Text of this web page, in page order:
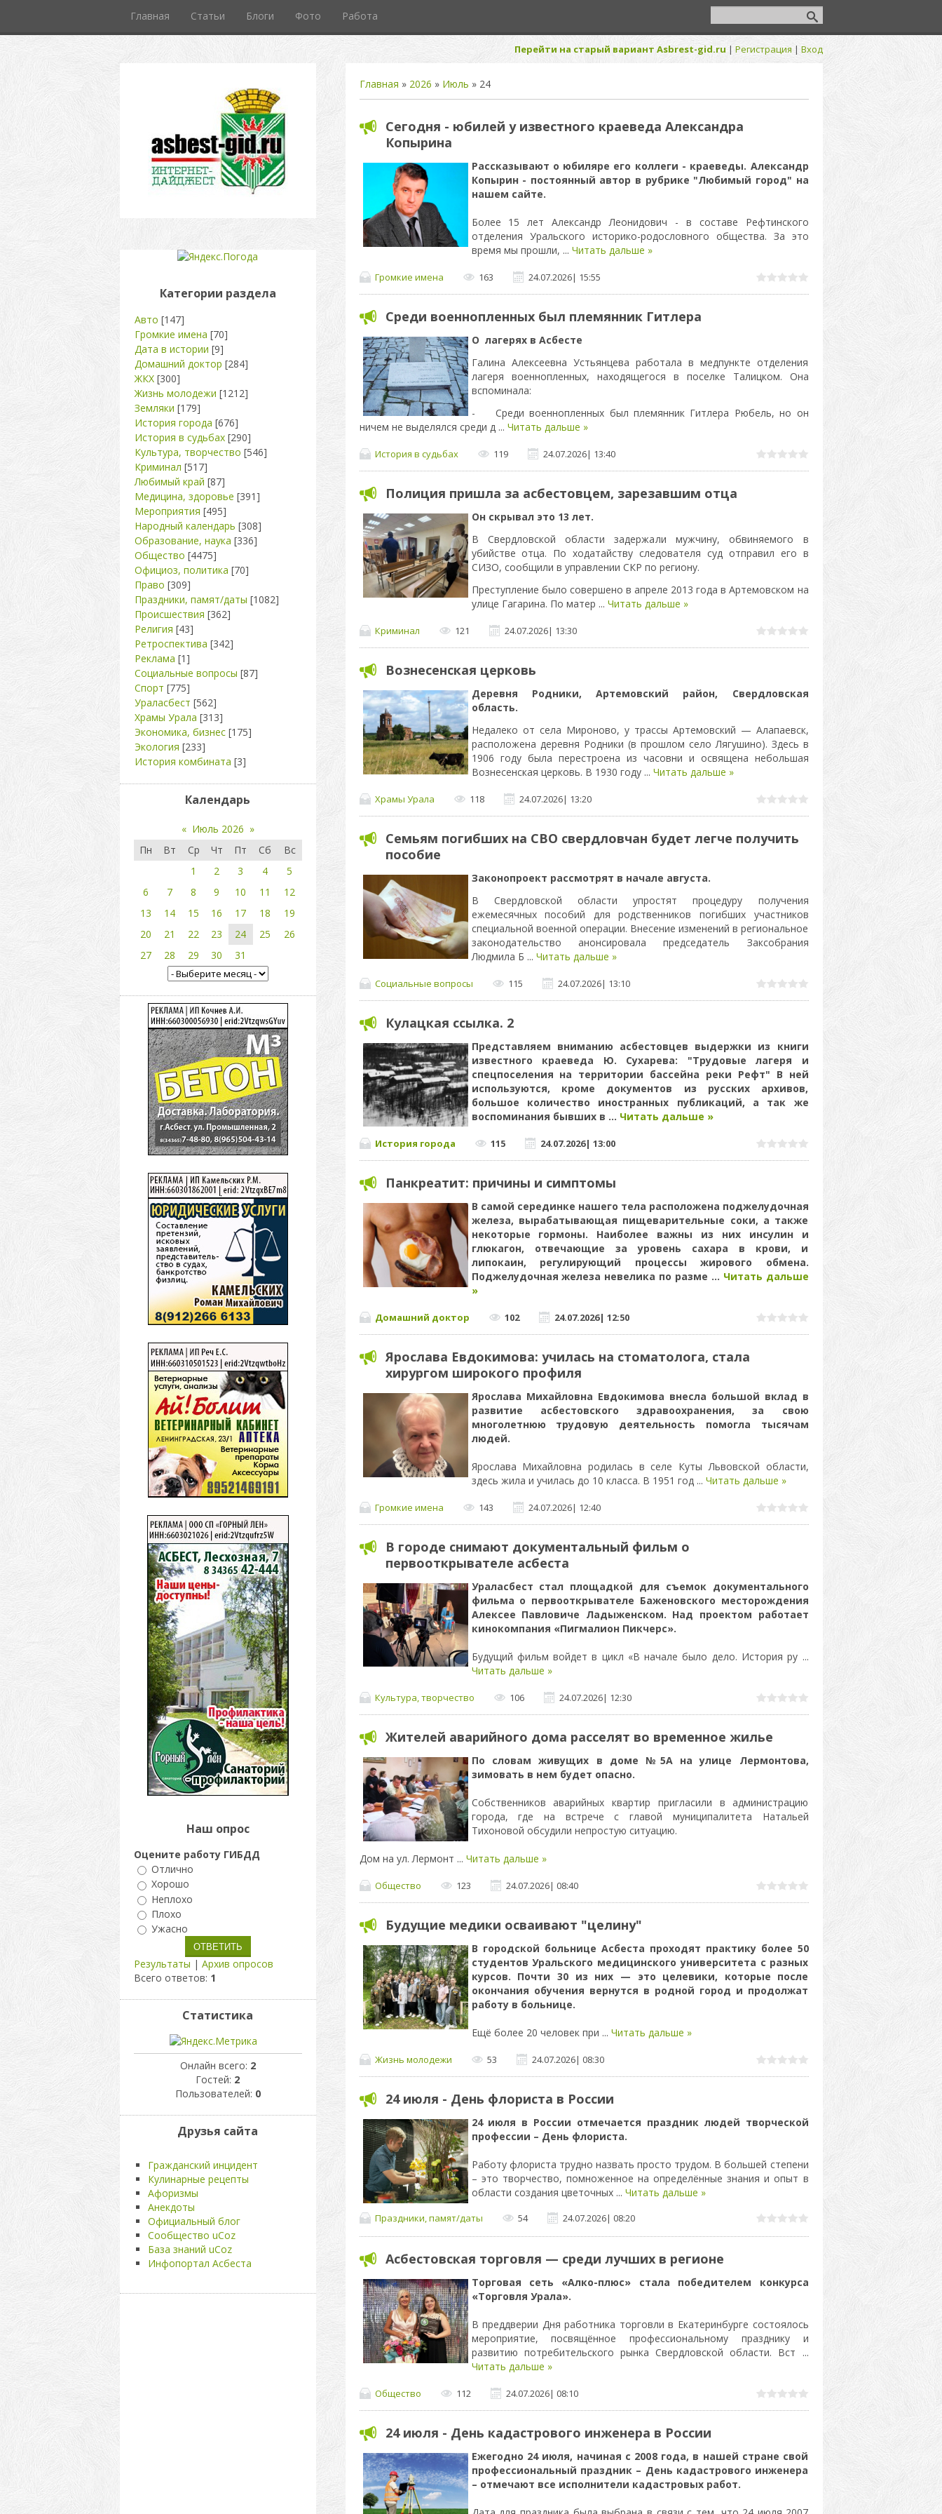
Главная Статьи Блоги Фото Работа
Перейти на старый вариант Asbrest-gid.ru | Регистрация | Вход
Главная » 2026 » Июль » 24
Сегодня - юбилей у известного краеведа Александра
Копырина
Рассказывают о юбиляре его коллеги - краеведы. Александр
Копырин - постоянный автор в рубрике "Любимый город" на
нашем сайте.
Более 15 лет Александр Леонидович - в составе Рефтинского
отделения Уральского историко-родословного общества. За это
время мы прошли, ... Читать дальше »
Громкие имена 163 24.07.2026| 15:55
Среди военнопленных был племянник Гитлера
О лагерях в Асбесте
Галина Алексеевна Устьянцева работала в медпункте отделения
лагеря военнопленных, находящегося в поселке Талицком. Она
вспоминала:
- Среди военнопленных был племянник Гитлера Рюбель, но он
ничем не выделялся среди д ... Читать дальше »
История в судьбах 119 24.07.2026| 13:40
Полиция пришла за асбестовцем, зарезавшим отца
Он скрывал это 13 лет.
В Свердловской области задержали мужчину, обвиняемого в
убийстве отца. По ходатайству следователя суд отправил его в
СИЗО, сообщили в управлении СКР по региону.
Преступление было совершено в апреле 2013 года в Артемовском на
улице Гагарина. По матер ... Читать дальше »
Криминал 121 24.07.2026| 13:30
Вознесенская церковь
Деревня Родники, Артемовский район, Свердловская
область.
Недалеко от села Мироново, у трассы Артемовский — Алапаевск,
расположена деревня Родники (в прошлом село Лягушино). Здесь в
1906 году была перестроена из часовни и освящена небольшая
Вознесенская церковь. В 1930 году ... Читать дальше »
Храмы Урала 118 24.07.2026| 13:20
Семьям погибших на СВО свердловчан будет легче получить
пособие
Законопроект рассмотрят в начале августа.
В Свердловской области упростят процедуру получения
ежемесячных пособий для родственников погибших участников
специальной военной операции. Внесение изменений в региональное
законодательство анонсировала председатель Заксобрания
Людмила Б ... Читать дальше »
Социальные вопросы 115 24.07.2026| 13:10
Кулацкая ссылка. 2
Представляем вниманию асбестовцев выдержки из книги
известного краеведа Ю. Сухарева: "Трудовые лагеря и
спецпоселения на территории бассейна реки Рефт" В ней
используются, кроме документов из русских архивов,
большое количество иностранных публикаций, а так же
воспоминания бывших в ... Читать дальше »
История города 115 24.07.2026| 13:00
Панкреатит: причины и симптомы
В самой серединке нашего тела расположена поджелудочная
железа, вырабатывающая пищеварительные соки, а также
некоторые гормоны. Наиболее важны из них инсулин и
глюкагон, отвечающие за уровень сахара в крови, и
липокаин, регулирующий процессы жирового обмена.
Поджелудочная железа невелика по разме ... Читать дальше
»
Домашний доктор 102 24.07.2026| 12:50
Ярослава Евдокимова: училась на стоматолога, стала
хирургом широкого профиля
Ярослава Михайловна Евдокимова внесла большой вклад в
развитие асбестовского здравоохранения, за свою
многолетнюю трудовую деятельность помогла тысячам
людей.
Ярослава Михайловна родилась в селе Куты Львовской области,
здесь жила и училась до 10 класса. В 1951 год ... Читать дальше »
Громкие имена 143 24.07.2026| 12:40
В городе снимают документальный фильм о
первооткрывателе асбеста
Ураласбест стал площадкой для съемок документального
фильма о первооткрывателе Баженовского месторождения
Алексее Павловиче Ладыженском. Над проектом работает
кинокомпания «Пигмалион Пикчерс».
Будущий фильм войдет в цикл «В начале было дело. История ру ...
Читать дальше »
Культура, творчество 106 24.07.2026| 12:30
Жителей аварийного дома расселят во временное жилье
По словам живущих в доме №5А на улице Лермонтова,
зимовать в нем будет опасно.
Собственников аварийных квартир пригласили в администрацию
города, где на встрече с главой муниципалитета Натальей
Тихоновой обсудили непростую ситуацию.
Дом на ул. Лермонт ... Читать дальше »
Общество 123 24.07.2026| 08:40
Будущие медики осваивают "целину"
В городской больнице Асбеста проходят практику более 50
студентов Уральского медицинского университета с разных
курсов. Почти 30 из них — это целевики, которые после
окончания обучения вернутся в родной город и продолжат
работу в больнице.
Ещё более 20 человек при ... Читать дальше »
Жизнь молодежи 53 24.07.2026| 08:30
24 июля - День флориста в России
24 июля в России отмечается праздник людей творческой
профессии – День флориста.
Работу флориста трудно назвать просто трудом. В большей степени
– это творчество, помноженное на определённые знания и опыт в
области создания цветочных ... Читать дальше »
Праздники, памят/даты 54 24.07.2026| 08:20
Асбестовская торговля — среди лучших в регионе
Торговая сеть «Алко-плюс» стала победителем конкурса
«Торговля Урала».
В преддверии Дня работника торговли в Екатеринбурге состоялось
мероприятие, посвящённое профессиональному празднику и
развитию потребительского рынка Свердловской области. Вст ...
Читать дальше »
Общество 112 24.07.2026| 08:10
24 июля - День кадастрового инженера в России
Ежегодно 24 июля, начиная с 2008 года, в нашей стране свой
профессиональный праздник – День кадастрового инженера
– отмечают все исполнители кадастровых работ.
Категории раздела
Авто [147]
Громкие имена [70]
Дата в истории [9]
Домашний доктор [284]
ЖКХ [300]
Жизнь молодежи [1212]
Земляки [179]
История города [676]
История в судьбах [290]
Культура, творчество [546]
Криминал [517]
Любимый край [87]
Медицина, здоровье [391]
Мероприятия [495]
Народный календарь [308]
Образование, наука [336]
Общество [4475]
Официоз, политика [70]
Право [309]
Праздники, памят/даты [1082]
Происшествия [362]
Религия [43]
Ретроспектива [342]
Реклама [1]
Социальные вопросы [87]
Спорт [775]
Ураласбест [562]
Храмы Урала [313]
Экономика, бизнес [175]
Экология [233]
История комбината [3]
Календарь
« Июль 2026 »
Пн
Вт Ср Чт Пт Сб
Вс
1
2 3 4
5
6
7 8 9 10 11
12
13
14 15 16 17 18
19
20
21 22 23 24 25
26
27
28 29 30 31
Наш опрос
Оцените работу ГИБДД
Отлично
Хорошо
Неплохо
Плохо
Ужасно
Результаты | Архив опросов
Всего ответов: 1
Статистика
Онлайн всего: 2
Гостей: 2
Пользователей: 0
Друзья сайта
Гражданский инцидент
Кулинарные рецепты
Афоризмы
Анекдоты
Официальный блог
Сообщество uCoz
База знаний uCoz
Инфопортал Асбеста